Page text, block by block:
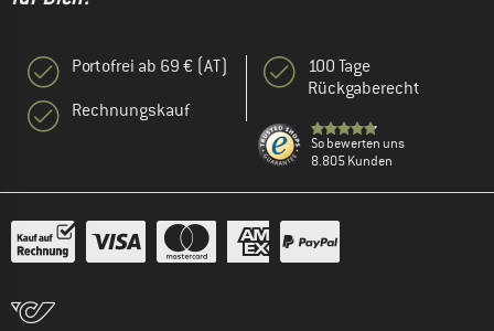
Portofrei ab 69 € (AT)
Rechnungskauf
100 Tage
Rückgaberecht
So bewerten uns
8.805 Kunden